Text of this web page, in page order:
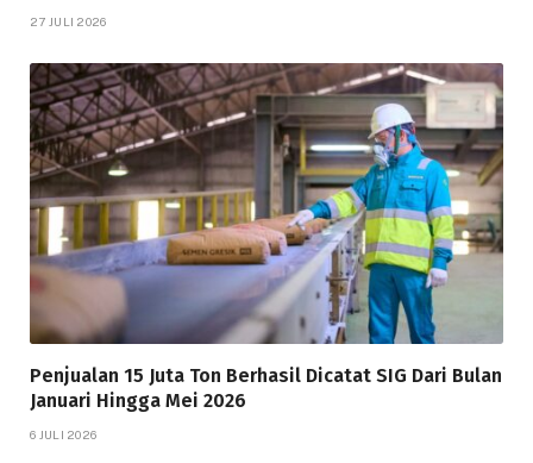
27 JULI 2026
Penjualan 15 Juta Ton Berhasil Dicatat SIG Dari Bulan
Januari Hingga Mei 2026
6 JULI 2026